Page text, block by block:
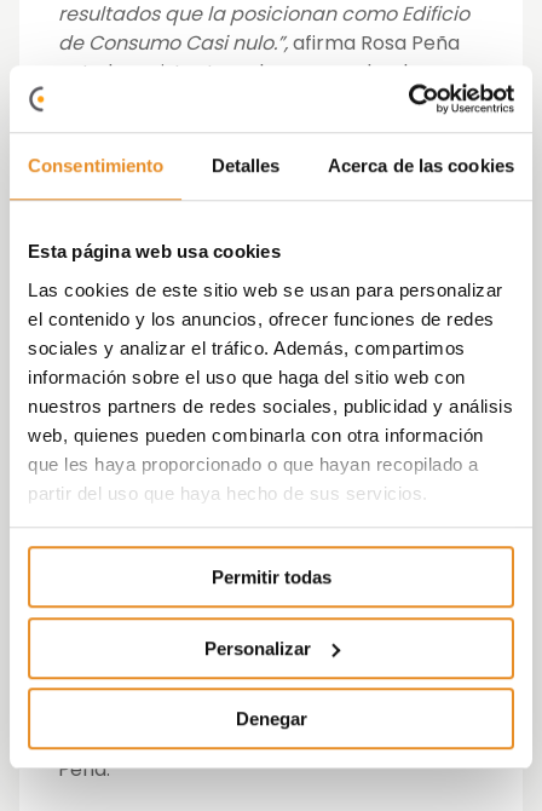
Consentimiento Detalles Acerca de las cookies
Esta página web usa cookies
Las cookies de este sitio web se usan para personalizar
el contenido y los anuncios, ofrecer funciones de redes
sociales y analizar el tráfico. Además, compartimos
información sobre el uso que haga del sitio web con
nuestros partners de redes sociales, publicidad y análisis
web, quienes pueden combinarla con otra información
que les haya proporcionado o que hayan recopilado a
partir del uso que haya hecho de sus servicios.
Permitir todas
Personalizar
Denegar
resultados que la posicionan como Edificio
de Consumo Casi nulo.”,afirma Rosa Peña
ante los asistentes a la mesa redonda
Y no solamente en el ámbito del Consumo
Casi Nulo, en Vía Célere utilizamos
aerotermia y geotermia, nuestras
ventilación de doble flujo, etc…
Otra de las cuestiones que se abordaron en
la mesa redonda fue si el sector inmobiliario
español está preparado para asumir el reto
de la transformación del sector a la que
estamos asistiendo, en la que las personas
son el centro de atención. Se diseña, se
construye y se comercializa pensando en
sus necesidades y bienestar. Durante esta
transición, hemos tomado conciencia de
nuestra responsabilidad en la sostenibilidad:
“el crecimiento urbano acelerado conlleva
que el sector inmobiliario consume el 32%
de la energía mundial y emite una quinta
parte de las emisiones CO2”
Peña.